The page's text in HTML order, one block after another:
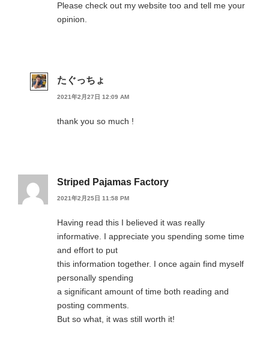
Please check out my website too and tell me your
opinion.
たぐっちょ
2021年2月27日 12:09 AM
thank you so much !
Striped Pajamas Factory
2021年2月25日 11:58 PM
Having read this I believed it was really
informative. I appreciate you spending some time
and effort to put
this information together. I once again find myself
personally spending
a significant amount of time both reading and
posting comments.
But so what, it was still worth it!